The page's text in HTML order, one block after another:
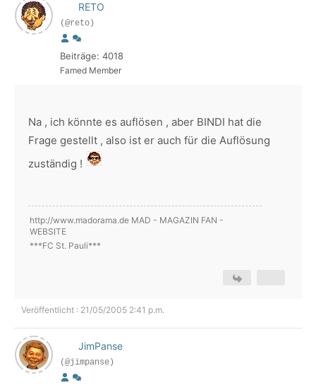
RETO
(@reto)
Beiträge: 4018
Famed Member
Na , ich könnte es auflösen , aber BINDI hat die
Frage gestellt , also ist er auch für die Auflösung
zuständig !
http://www.madorama.de MAD - MAGAZIN FAN -
WEBSITE
***FC St. Pauli***
Veröffentlicht : 21/05/2005 2:41 p.m.
JimPanse
(@jimpanse)